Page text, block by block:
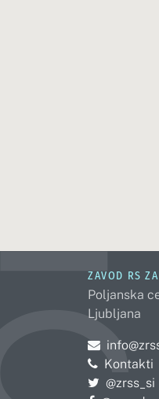
ZAVOD RS
Poljanska
Ljubljana
Pošljite e-
Kontakti
Pojdite na
@zrss_si